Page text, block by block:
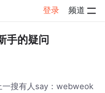
登录 频道
情
手的疑问
搜有人say：webweok